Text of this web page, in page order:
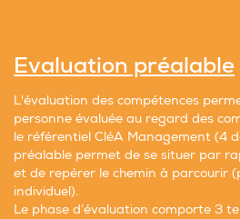
Evaluation préalable
L'évaluation des compétences
personne évaluée au regard des
le référentiel CléA Management (4
préalable permet de se situer par
et de repérer le chemin à parcourir
individuel).
Le phase d’évaluation comporte 3